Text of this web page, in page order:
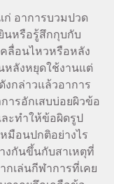
ก่ อาการบวมปวด
นหรือรู้สึกกุบกับ
ลื่อนไหวหรือหลัง
ลังหยุดใช้งานแต่
งกล่าวแล้วอาการ
ารอักเสบบ่อยผิวข้อ
ละทำให้ข้อผิดรูป
มือนปกติอย่างไร
งกันขึ้นกับสาเหตุที่
กเล่นกีฬาการที่เคย